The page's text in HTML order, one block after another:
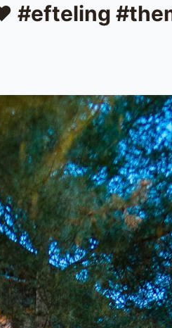
#efteling